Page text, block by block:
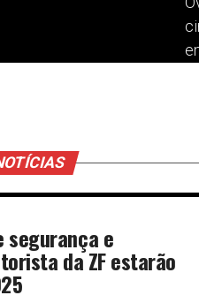
segurança e
da ZF estarão